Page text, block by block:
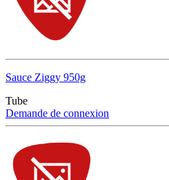
Sauce Ziggy 950g
Tube
Demande de connexion